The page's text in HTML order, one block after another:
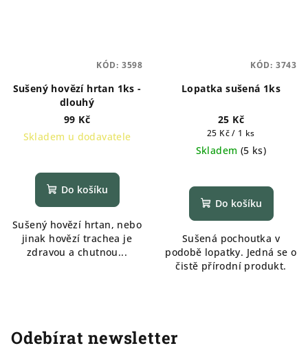
Sušený hovězí hrtan 1ks -
dlouhý
99 Kč
Skladem u dodavatele
Do košíku
Sušený hovězí hrtan, nebo
jinak hovězí trachea je
zdravou a chutnou...
KÓD: 3598
Lopatka sušená 1ks
25 Kč
Měrná
cena:
25 Kč / 1 ks
Skladem (5 ks)
Do košíku
Sušená pochoutka v
podobě lopatky. Jedná se o
čistě přírodní produkt.
KÓD: 3743
Odebírat newsletter